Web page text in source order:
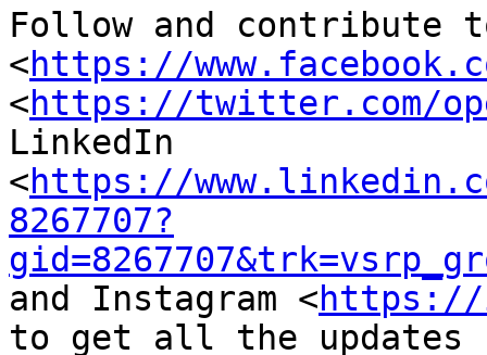
Follow and contribute
<https://
<https://twitter.com/
LinkedIn
<https://
8267707?
and Instagram <https://
to get all the updates